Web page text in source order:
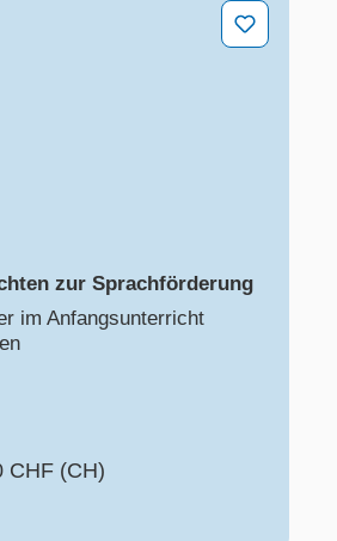
zur Sprachförderung
zur Sprachförderung
im Anfangsunterricht
CHF (CH)